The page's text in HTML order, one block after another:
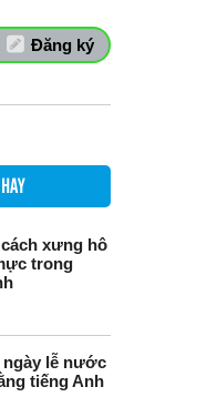
Đăng ký
xưng hô
trong
ngày lễ nước
tiếng Anh